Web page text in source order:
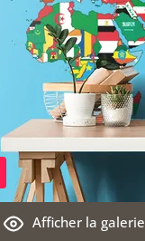
Afficher la galerie